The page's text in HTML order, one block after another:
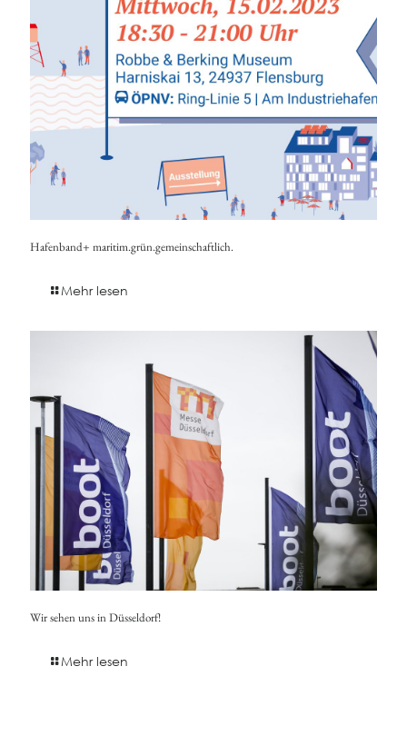
Hafenband+ maritim.grün.gemeinschaftlich.
Mehr lesen
Wir sehen uns in Düsseldorf!
Mehr lesen